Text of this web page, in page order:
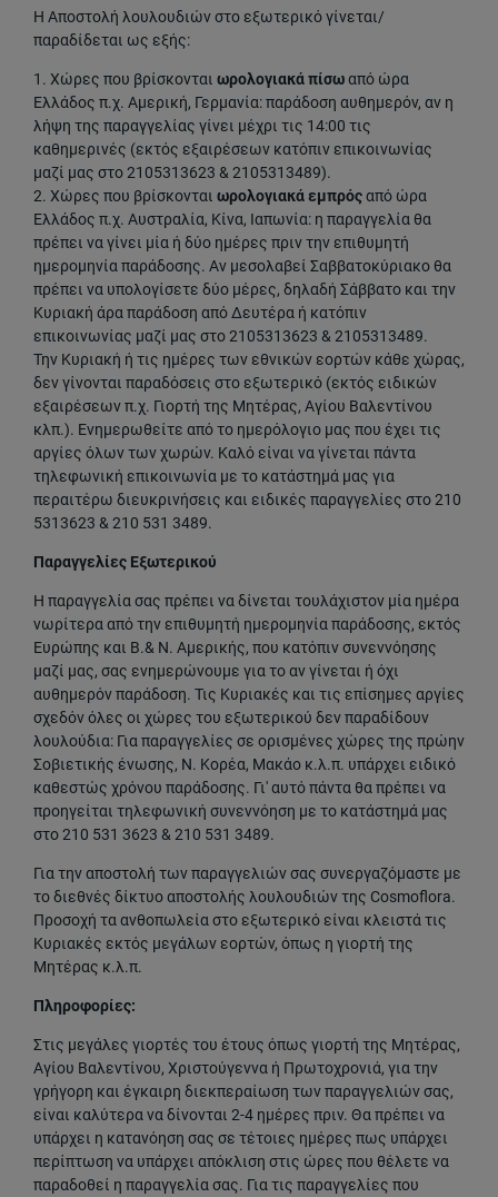
Η Αποστολή λουλουδιών στο εξωτερικό γίνεται/
παραδίδεται ως εξής:
1. Χώρες που βρίσκονται ωρολογιακά πίσωαπό ώρα
Ελλάδος π.χ. Αμερική, Γερμανία: παράδοση αυθημερόν, αν η
λήψη της παραγγελίας γίνει μέχρι τις 14:00 τις
καθημερινές (εκτός εξαιρέσεων κατόπιν επικοινωνίας
μαζί μας στο 2105313623 & 2105313489).
2. Χώρες που βρίσκονται ωρολογιακά εμπρόςαπό ώρα
Ελλάδος π.χ. Αυστραλία, Κίνα, Ιαπωνία: η παραγγελία θα
πρέπει να γίνει μία ή δύο ημέρες πριν την επιθυμητή
ημερομηνία παράδοσης. Αν μεσολαβεί Σαββατοκύριακο θα
πρέπει να υπολογίσετε δύο μέρες, δηλαδή Σάββατο και την
Κυριακή άρα παράδοση από Δευτέρα ή κατόπιν
επικοινωνίας μαζί μας στο 2105313623 & 2105313489.
Την Κυριακή ή τις ημέρες των εθνικών εορτών κάθε χώρας,
δεν γίνονται παραδόσεις στο εξωτερικό (εκτός ειδικών
εξαιρέσεων π.χ. Γιορτή της Μητέρας, Αγίου Βαλεντίνου
κλπ.). Ενημερωθείτε από το ημερόλογιο μας που έχει τις
αργίες όλων των χωρών. Καλό είναι να γίνεται πάντα
τηλεφωνική επικοινωνία με το κατάστημά μας για
περαιτέρω διευκρινήσεις και ειδικές παραγγελίες στο 210
5313623 & 210 531 3489.
Παραγγελίες Εξωτερικού
Η παραγγελία σας πρέπει να δίνεται τουλάχιστον μία ημέρα
νωρίτερα από την επιθυμητή ημερομηνία παράδοσης, εκτός
Ευρώπης και Β.& Ν. Αμερικής, που κατόπιν συνεννόησης
μαζί μας, σας ενημερώνουμε για το αν γίνεται ή όχι
αυθημερόν παράδοση. Τις Κυριακές και τις επίσημες αργίες
σχεδόν όλες οι χώρες του εξωτερικού δεν παραδίδουν
λουλούδια: Για παραγγελίες σε ορισμένες χώρες της πρώην
Σοβιετικής ένωσης, Ν. Κορέα, Μακάο κ.λ.π. υπάρχει ειδικό
καθεστώς χρόνου παράδοσης. Γι' αυτό πάντα θα πρέπει να
προηγείται τηλεφωνική συνεννόηση με το κατάστημά μας
στο 210 531 3623 & 210 531 3489.
Για την αποστολή των παραγγελιών σας συνεργαζόμαστε με
το διεθνές δίκτυο αποστολής λουλουδιών της Cosmoflora.
Προσοχή τα ανθοπωλεία στο εξωτερικό είναι κλειστά τις
Κυριακές εκτός μεγάλων εορτών, όπως η γιορτή της
Μητέρας κ.λ.π.
Πληροφορίες:
Στις μεγάλες γιορτές του έτους όπως γιορτή της Μητέρας,
Αγίου Βαλεντίνου, Χριστούγεννα ή Πρωτοχρονιά, για την
γρήγορη και έγκαιρη διεκπεραίωση των παραγγελιών σας,
είναι καλύτερα να δίνονται 2-4 ημέρες πριν. Θα πρέπει να
υπάρχει η κατανόηση σας σε τέτοιες ημέρες πως υπάρχει
περίπτωση να υπάρχει απόκλιση στις ώρες που θέλετε να
παραδοθεί η παραγγελία σας. Για τις παραγγελίες που